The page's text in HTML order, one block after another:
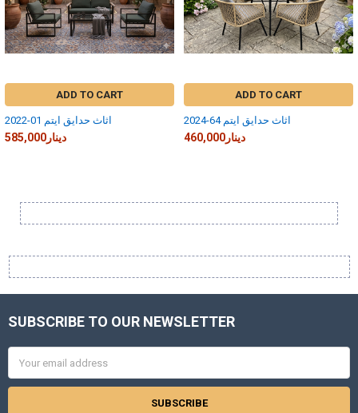
ADD TO CART
اثاث حدايق ايتم 01-2022
585,000دينار
ADD TO CART
اثاث حدايق ايتم 64-2024
460,000دينار
Footer
SUBSCRIBE TO OUR NEWSLETTER
Address